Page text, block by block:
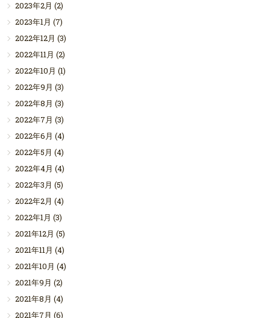
2023年2月 (2)
2023年1月 (7)
2022年12月 (3)
2022年11月 (2)
2022年10月 (1)
2022年9月 (3)
2022年8月 (3)
2022年7月 (3)
2022年6月 (4)
2022年5月 (4)
2022年4月 (4)
2022年3月 (5)
2022年2月 (4)
2022年1月 (3)
2021年12月 (5)
2021年11月 (4)
2021年10月 (4)
2021年9月 (2)
2021年8月 (4)
2021年7月 (6)